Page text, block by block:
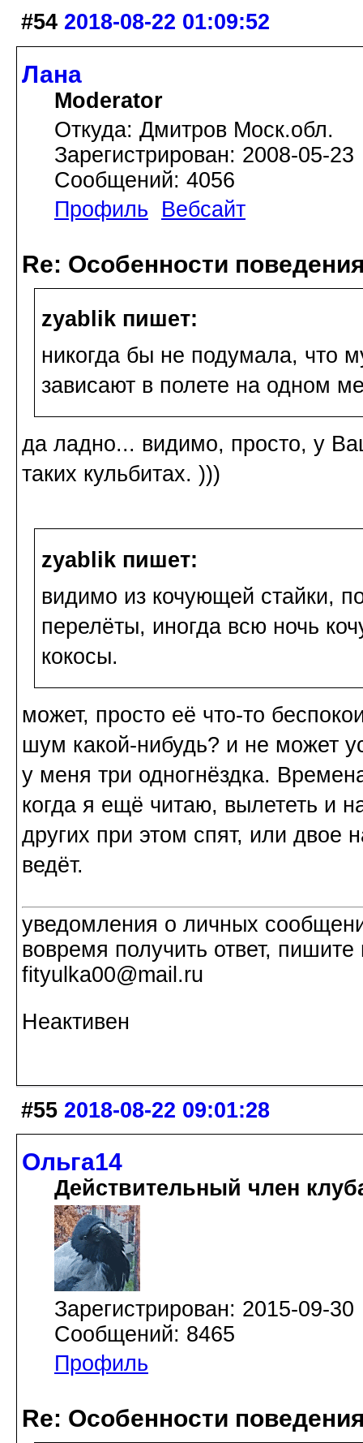
#54 2018-08-22 01:09:52
Лана
Moderator
Откуда: Дмитров Моск.обл.
Зарегистрирован: 2008-05-23
Сообщений: 4056
Профиль
Вебсайт
Re: Особенности
zyablik пишет:
никогда бы не подумала, что
зависают в полете на одном
да ладно... видимо, просто, у
таких кульбитах. )))
zyablik пишет:
видимо из кочующей стайки,
перелёты, иногда всю ночь
кокосы.
может, просто её что-то
шум какой-нибудь? и не может
у меня три одногнёздка.
когда я ещё читаю, вылететь и
других при этом спят, или двое
ведёт.
уведомления о личных
вовремя получить ответ,
fityulka00@mail.ru
Неактивен
#55 2018-08-22 09:01:28
Ольга14
Действительный член
Зарегистрирован: 2015-09-30
Сообщений: 8465
Профиль
Re: Особенности